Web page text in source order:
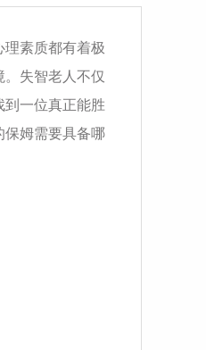
理素质都有着极
失智老人不仅
到一位真正能胜
保姆需要具备哪